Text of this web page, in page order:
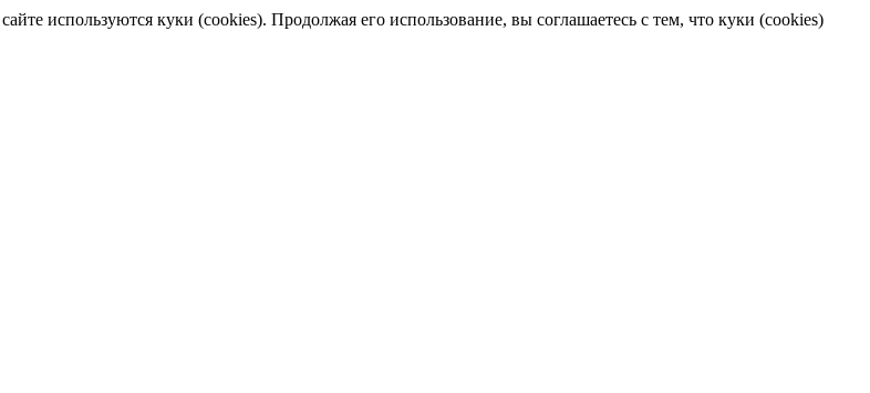
используются куки (cookies). Продолжая его использование, вы соглашаетесь с тем, что куки (cookies)